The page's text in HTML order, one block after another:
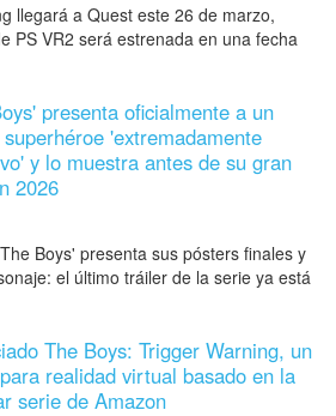
llegará a Quest este 26 de marzo,
PS VR2 será estrenada en una fecha
presenta oficialmente a un
superhéroe 'extremadamente
y lo muestra antes de su gran
2026
Boys' presenta sus pósters finales y
el último tráiler de la serie ya está
The Boys: Trigger Warning, un
realidad virtual basado en la
serie de Amazon